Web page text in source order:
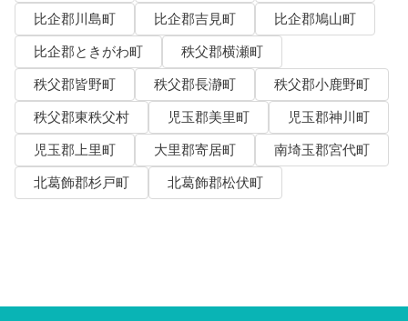
比企郡川島町
比企郡吉見町
比企郡鳩山町
比企郡ときがわ町
秩父郡横瀬町
秩父郡皆野町
秩父郡長瀞町
秩父郡小鹿野町
秩父郡東秩父村
児玉郡美里町
児玉郡神川町
児玉郡上里町
大里郡寄居町
南埼玉郡宮代町
北葛飾郡杉戸町
北葛飾郡松伏町